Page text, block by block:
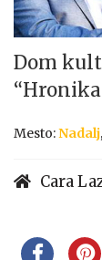
Dom
Mesto:Nadalj,
Cara